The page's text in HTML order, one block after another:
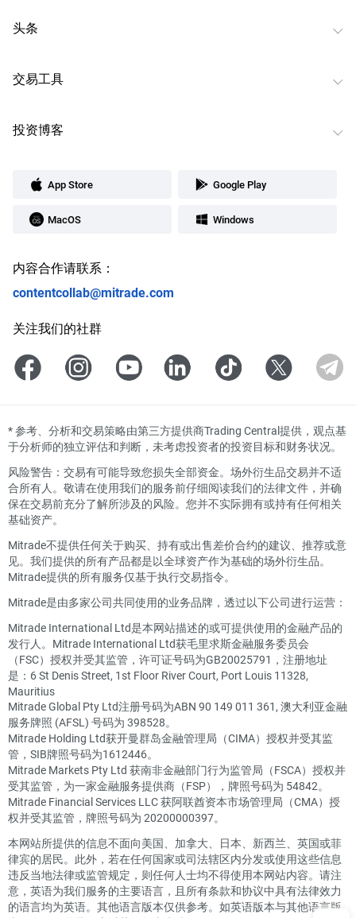
头条
交易工具
投资博客
App Store Google Play
MacOS Windows
内容合作请联系：
contentcollab@mitrade.com
关注我们的社群
*参考、分析和交易策略由第三方提供商Trading Central提供，观点基
于分析师的独立评估和判断，未考虑投资者的投资目标和财务状况。
风险警告：交易有可能导致您损失全部资金。场外衍生品交易并不适
合所有人。敬请在使用我们的服务前仔细阅读我们的法律文件，并确
保在交易前充分了解所涉及的风险。您并不实际拥有或持有任何相关
基础资产。
Mitrade不提供任何关于购买、持有或出售差价合约的建议、推荐或意
见。我们提供的所有产品都是以全球资产作为基础的场外衍生品。
Mitrade提供的所有服务仅基于执行交易指令。
Mitrade是由多家公司共同使用的业务品牌，透过以下公司进行运营：
Mitrade International Ltd是本网站描述的或可提供使用的金融产品的
发行人。Mitrade International Ltd获毛里求斯金融服务委员会
（FSC）授权并受其监管，许可证号码为GB20025791，注册地址
是：6 St Denis Street, 1st Floor River Court, Port Louis 11328,
Mauritius
Mitrade Global Pty Ltd注册号码为ABN 90 149 011 361, 澳大利亚金融
服务牌照 (AFSL) 号码为 398528。
Mitrade Holding Ltd获开曼群岛金融管理局（CIMA）授权并受其监
管，SIB牌照号码为1612446。
Mitrade Markets Pty Ltd 获南非金融部门行为监管局（FSCA）授权并
受其监管，为一家金融服务提供商（FSP），牌照号码为 54842。
Mitrade Financial Services LLC 获阿联酋资本市场管理局（CMA）授
权并受其监管，牌照号码为 20200000397。
本网站所提供的信息不面向美国、加拿大、日本、新西兰、英国或菲
律宾的居民。此外，若在任何国家或司法辖区内分发或使用这些信息
违反当地法律或监管规定，则任何人士均不得使用本网站内容。请注
意，英语为我们服务的主要语言，且所有条款和协议中具有法律效力
的语言均为英语。其他语言版本仅供参考。如英语版本与其他语言版